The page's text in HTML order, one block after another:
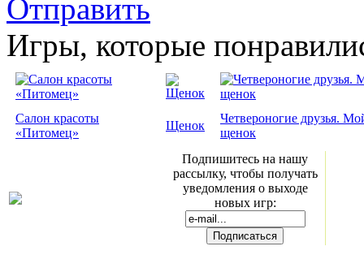
Отправить
Игры, которые
Салон красоты
«Питомец»
Щенок
Четвероногие друзья.
щенок
Подпишитесь на нашу
рассылку, чтобы получать
уведомления о выходе
новых игр: